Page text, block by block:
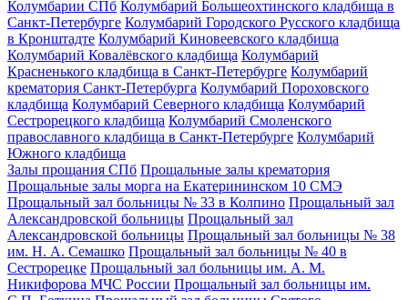
Колумбарии СПб Колумбарий Большеохтинского кладбища в
Санкт-Петербурге Колумбарий Городского Русского кладбища
в Кронштадте Колумбарий Киновеевского кладбища
Колумбарий Ковалёвского кладбища Колумбарий
Красненького кладбища в Санкт-Петербурге Колумбарий
крематория Cанкт-Петербурга Колумбарий Пороховского
кладбища Колумбарий Северного кладбища Колумбарий
Сестрорецкого кладбища Колумбарий Смоленского
православного кладбища в Санкт-Петербурге Колумбарий
Южного кладбища
Залы прощания СПб Прощальные залы крематория
Прощальные залы морга на Екатерининском 10 СМЭ
Прощальный зал больницы № 33 в Колпино Прощальный зал
Александровской больницы Прощальный зал
Александровской больницы Прощальный зал больницы № 38
им. Н. А. Семашко Прощальный зал больницы № 40 в
Сестрорецке Прощальный зал больницы им. А. М.
Никифорова МЧС России Прощальный зал больницы им.